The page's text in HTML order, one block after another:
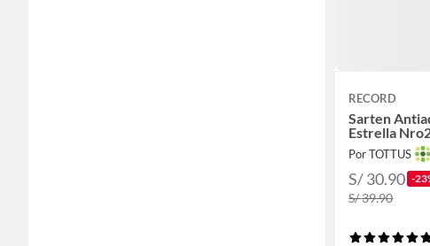
RECORD
Sarten
Estrella
Por TOTTUS
S/ 30.90 -
S/ 39.90